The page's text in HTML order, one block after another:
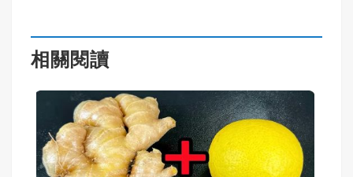
相關閱讀